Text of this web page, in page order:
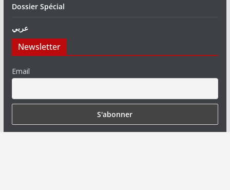
Dossier Spécial
عربي
Newsletter
Email